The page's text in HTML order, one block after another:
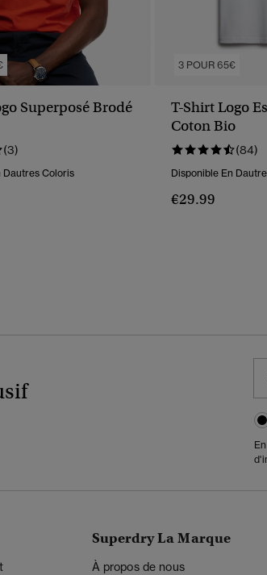
Superposé Brodé
(3)
Dautres Coloris
3 POUR 65€
T-Shirt Logo
Coton Bio
(84)
Disponible En
€29.99
Superdry La Marque
À propos de nous